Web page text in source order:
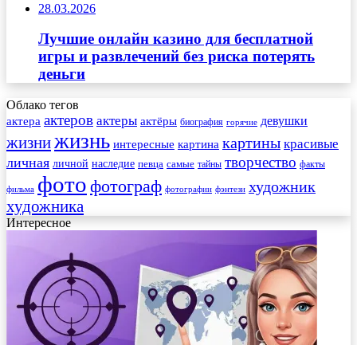
28.03.2026
Лучшие онлайн казино для бесплатной
игры и развлечений без риска потерять
деньги
Облако тегов
актера актеров актеры актёры биография горячие девушки
жизнижизнь интересные картина картины красивые
личная личной наследие певца самые тайны творчество факты
фильма фото фотограф фотографии фэнтези художник
художника
Интересное